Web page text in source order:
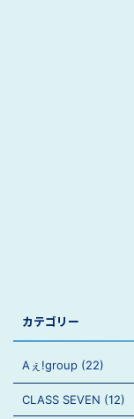
カテゴリー
Aぇ!group (22)
CLASS SEVEN (12)